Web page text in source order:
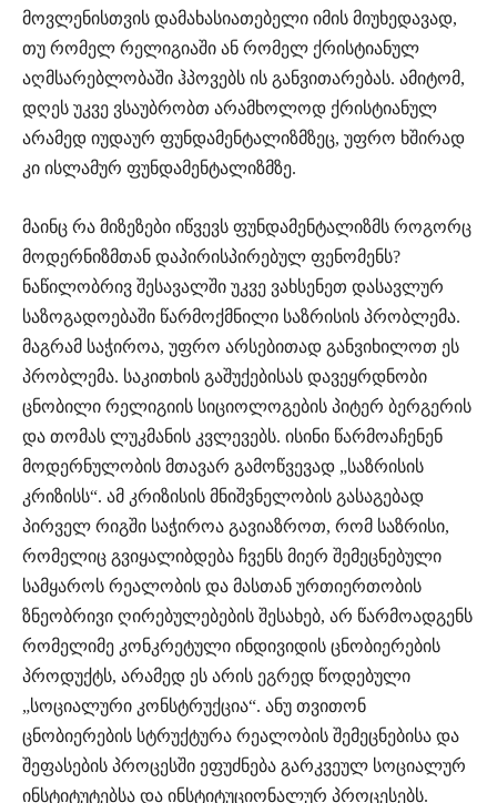
მოვლენისთვის დამახასიათებელი იმის მიუხედავად,
თუ რომელ რელიგიაში ან რომელ ქრისტიანულ
აღმსარებლობაში ჰპოვებს ის განვითარებას. ამიტომ,
დღეს უკვე ვსაუბრობთ არამხოლოდ ქრისტიანულ
არამედ იუდაურ ფუნდამენტალიზმზეც, უფრო ხშირად
კი ისლამურ ფუნდამენტალიზმზე.
მაინც რა მიზეზები იწვევს ფუნდამენტალიზმს როგორც
მოდერნიზმთან დაპირისპირებულ ფენომენს?
ნაწილობრივ შესავალში უკვე ვახსენეთ დასავლურ
საზოგადოებაში წარმოქმნილი საზრისის პრობლემა.
მაგრამ საჭიროა, უფრო არსებითად განვიხილოთ ეს
პრობლემა. საკითხის გაშუქებისას დავეყრდნობი
ცნობილი რელიგიის სიციოლოგების პიტერ ბერგერის
და თომას ლუკმანის კვლევებს. ისინი წარმოაჩენენ
მოდერნულობის მთავარ გამოწვევად „საზრისის
კრიზისს“. ამ კრიზისის მნიშვნელობის გასაგებად
პირველ რიგში საჭიროა გავიაზროთ, რომ საზრისი,
რომელიც გვიყალიბდება ჩვენს მიერ შემეცნებული
სამყაროს რეალობის და მასთან ურთიერთობის
ზნეობრივი ღირებულებების შესახებ, არ წარმოადგენს
რომელიმე კონკრეტული ინდივიდის ცნობიერების
პროდუქტს, არამედ ეს არის ეგრედ წოდებული
„სოციალური კონსტრუქცია“. ანუ თვითონ
ცნობიერების სტრუქტურა რეალობის შემეცნებისა და
შეფასების პროცესში ეფუძნება გარკვეულ სოციალურ
ინსტიტუტებსა და ინსტიტუციონალურ პროცესებს.